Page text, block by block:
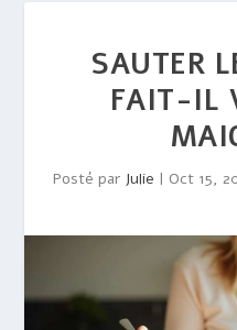
SAUTER
FAIT-IL
Posté par Julie | Oct 15,